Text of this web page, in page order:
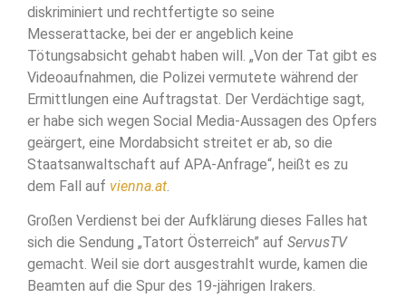
diskriminiert und rechtfertigte so seine
Messerattacke, bei der er angeblich keine
Tötungsabsicht gehabt haben will. „Von der Tat gibt es
Videoaufnahmen, die Polizei vermutete während der
Ermittlungen eine Auftragstat. Der Verdächtige sagt,
er habe sich wegen Social Media-Aussagen des Opfers
geärgert, eine Mordabsicht streitet er ab, so die
Staatsanwaltschaft auf APA-Anfrage“, heißt es zu
dem Fall auf vienna.at.
Großen Verdienst bei der Aufklärung dieses Falles hat
sich die Sendung „Tatort Österreich” auf ServusTV
gemacht. Weil sie dort ausgestrahlt wurde, kamen die
Beamten auf die Spur des 19-jährigen Irakers.